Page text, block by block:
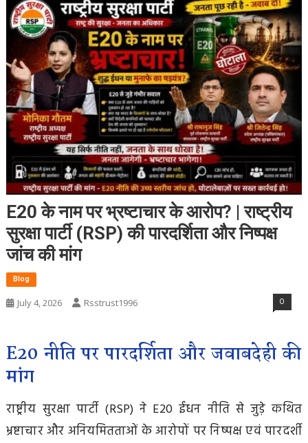
E20 के नाम पर भ्रष्टाचार के आरोप? | राष्ट्रीय
सुरक्षा पार्टी (RSP) की पारदर्शिता और निष्पक्ष
जांच की मांग
Blog
July 4, 2026
Rsstrust1996 0
E20 नीति पर पारदर्शिता और जवाबदेही की
मांग
राष्ट्रीय सुरक्षा पार्टी (RSP) ने E20 ईंधन नीति से जुड़े कथित
भ्रष्टाचार और अनियमितताओं के आरोपों पर निष्पक्ष एवं पारदर्शी